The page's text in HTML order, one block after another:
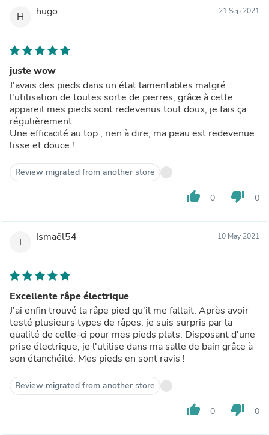
H hugo 21 Sep 2021
juste wow
J'avais des pieds dans un état lamentables malgré
l'utilisation de toutes sorte de pierres, grâce à cette
appareil mes pieds sont redevenus tout doux, je fais ça
régulièrement
Une efficacité au top , rien à dire, ma peau est redevenue
lisse et douce !
Review migrated from another store
thumb_up 0 thumb_down 0
I Ismaël54 10 May 2021
Excellente râpe électrique
J'ai enfin trouvé la râpe pied qu'il me fallait. Après avoir
testé plusieurs types de râpes, je suis surpris par la
qualité de celle-ci pour mes pieds plats. Disposant d'une
prise électrique, je l'utilise dans ma salle de bain grâce à
son étanchéité. Mes pieds en sont ravis !
Review migrated from another store
thumb_up 0 thumb_down 0